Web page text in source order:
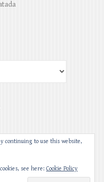
| Theme by:Theme
continuing to use this website,
see here: Cookie Policy